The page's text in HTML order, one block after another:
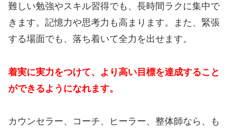
難しい勉強やスキル習得でも、長時間ラクに集中で
きます。記憶力や思考力も高まります。また、緊張
する場面でも、落ち着いて全力を出せます。
着実に実力をつけて、より高い目標を達成すること
ができるようになれます。
カウンセラー、コーチ、ヒーラー、整体師なら、も